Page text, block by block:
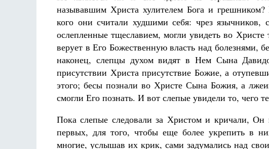
называвшим Христа хулителем Бога и грешником?
кого они считали худшими себя: чрез
ослепленные тщеславием, могли увидеть во
верует в Его Божественную власть над
наконец, слепцы духом видят в Нем Сына
присутствии Христа присутствие Божие, а
этого; бесы познали во Христе Сына Божия, а
смогли Его познать. И вот слепые увидели то, чего
Пока слепые следовали за Христом и кричали,
первых, для того, чтобы еще более укрепить в
многие, услышав их крик, сами задумались над